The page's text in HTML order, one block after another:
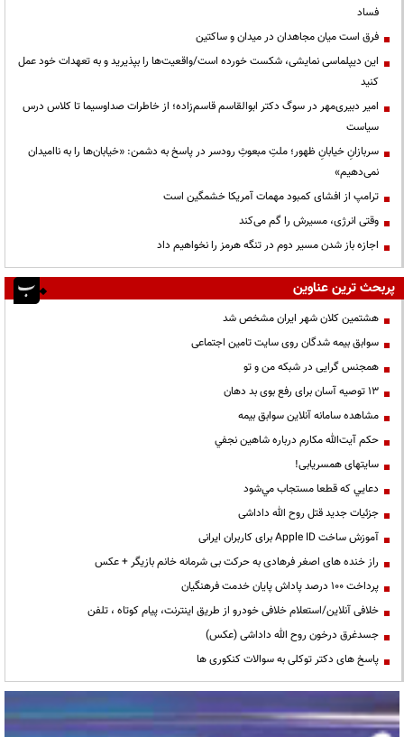
فساد
فرق است میان مجاهدان در میدان و ساکتین
این دیپلماسی نمایشی، شکست خورده است/واقعیت‌ها را بپذیرید و به تعهدات خود عمل
کنید
امیر دبیری‌مهر در سوگ دکتر ابوالقاسم قاسم‌زاده؛ از خاطرات صداوسیما تا کلاس درس
سیاست
سربازانِ خیابانِ ظهور؛ ملتِ مبعوثِ رودسر در پاسخ به دشمن: «خیابان‌ها را به ناامیدان
نمی‌دهیم»
ترامپ از افشای کمبود مهمات آمریکا خشمگین است
وقتی انرژی، مسیرش را گم می‌کند
اجازه باز شدن مسیر دوم در تنگه هرمز را نخواهیم داد
پربحث ترین عناوین
هشتمین کلان شهر ایران مشخص شد
سوابق بیمه شدگان روی سایت تامین اجتماعی
همجنس گرایی در شبکه من و تو
13 توصیه آسان برای رفع بوی بد دهان
مشاهده سامانه آنلاين سوابق بیمه
حكم آيت‌الله مكارم درباره شاهين نجفي
سایتهای همسریابی!
دعايي كه قطعا مستجاب مي‌شود
جزئیات جدید قتل روح الله داداشی
آموزش ساخت Apple ID برای کاربران ایرانی
راز خنده های اصغر فرهادی به حرکت بی شرمانه خانم بازیگر + عکس
پرداخت ۱۰۰ درصد پاداش پایان خدمت فرهنگیان
خلافی آنلاین/استعلام خلافی خودرو از طریق اینترنت، پیام کوتاه ، تلفن
جسدغرق درخون روح الله داداشی (عکس)
پاسخ های دکتر توکلی به سوالات کنکوری ها